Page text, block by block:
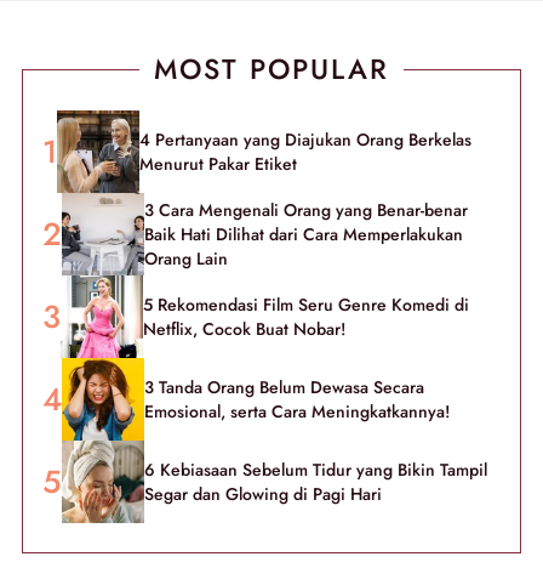
MOST POPULAR
4 Pertanyaan yang Diajukan Orang Berkelas
Menurut Pakar Etiket
3 Cara Mengenali Orang yang Benar-benar
Baik Hati Dilihat dari Cara Memperlakukan
Orang Lain
5 Rekomendasi Film Seru Genre Komedi di
Netflix, Cocok Buat Nobar!
3 Tanda Orang Belum Dewasa Secara
Emosional, serta Cara Meningkatkannya!
6 Kebiasaan Sebelum Tidur yang Bikin Tampil
Segar dan Glowing di Pagi Hari